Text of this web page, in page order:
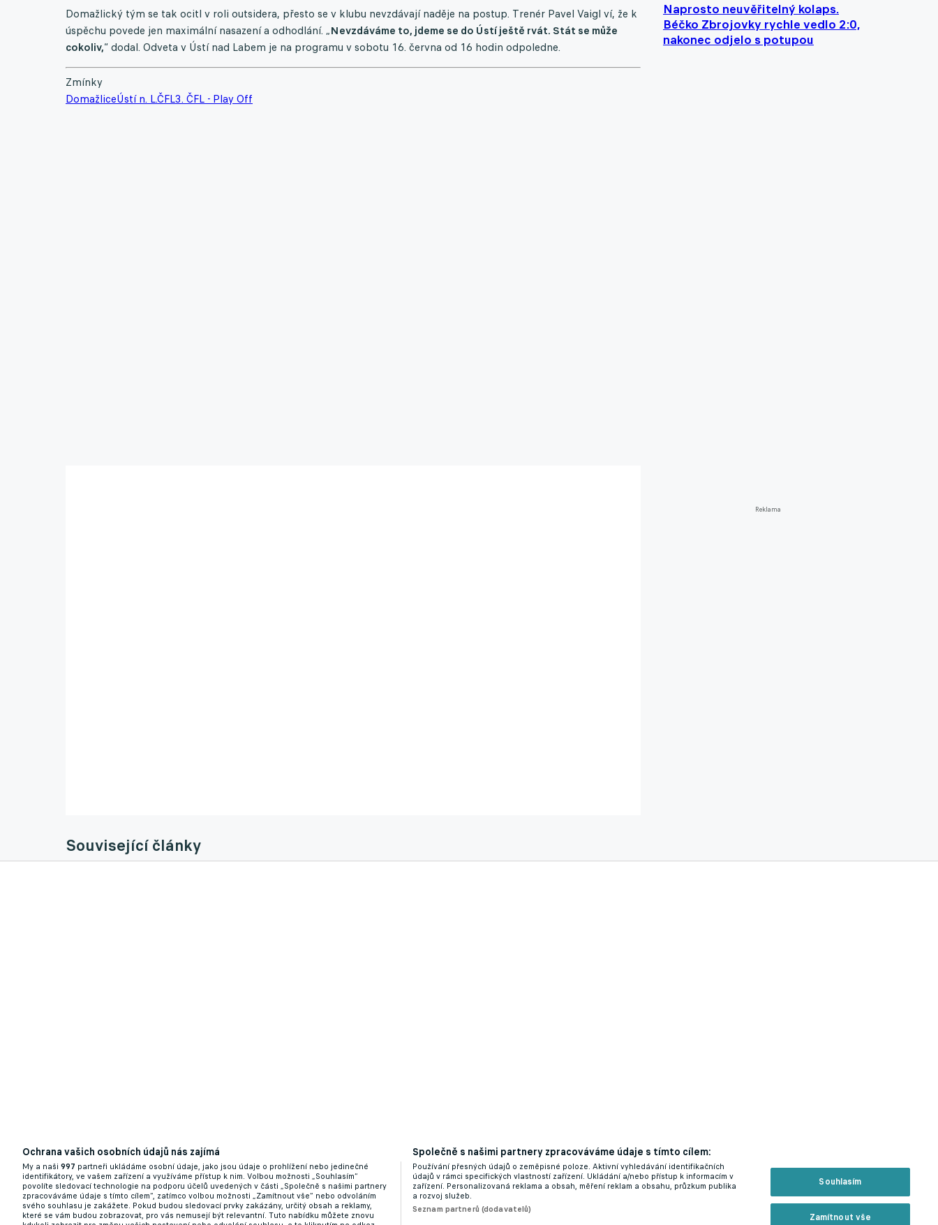
Naprosto neuvěřitelný kolaps.
Béčko Zbrojovky rychle vedlo 2:0,
nakonec odjelo s potupou
Reklama
Domažlický tým se tak ocitl v roli outsidera, přesto se v klubu nevzdávají naděje na postup. Trenér Pavel Vaigl ví, že k
úspěchu povede jen maximální nasazení a odhodlání. „Nevzdáváme to, jdeme se do Ústí ještě rvát. Stát se může
cokoliv,“ dodal. Odveta v Ústí nad Labem je na programu v sobotu 16. června od 16 hodin odpoledne.
Zmínky
DomažliceÚstí n. L.ČFL3. ČFL - Play Off
Související články
Z play off fraška nebude. Domažlice chtějí do druhé ligy, favoritem je ale Ústí. Díky penězům, říká
majitel
11.06.2025 07:26
Ochrana vašich osobních údajů nás zajímá
My a naši 997 partneři ukládáme osobní údaje, jako jsou údaje o prohlížení nebo jedinečné
identifikátory, ve vašem zařízení a využíváme přístup k nim. Volbou možnosti „Souhlasím“
povolíte sledovací technologie na podporu účelů uvedených v části „Společně s našimi partnery
zpracováváme údaje s tímto cílem“, zatímco volbou možnosti „Zamítnout vše“ nebo odvoláním
svého souhlasu je zakážete. Pokud budou sledovací prvky zakázány, určitý obsah a reklamy,
které se vám budou zobrazovat, pro vás nemusejí být relevantní. Tuto nabídku můžete znovu
Společně s našimi partnery zpracováváme údaje s tímto cílem:
Používání přesných údajů o zeměpisné poloze. Aktivní vyhledávání identifikačních
údajů v rámci specifických vlastností zařízení. Ukládání a/nebo přístup k informacím v
zařízení. Personalizovaná reklama a obsah, měření reklam a obsahu, průzkum publika
a rozvoj služeb.
Seznam partnerů (dodavatelů)
Souhlasím
Zamítnout vše